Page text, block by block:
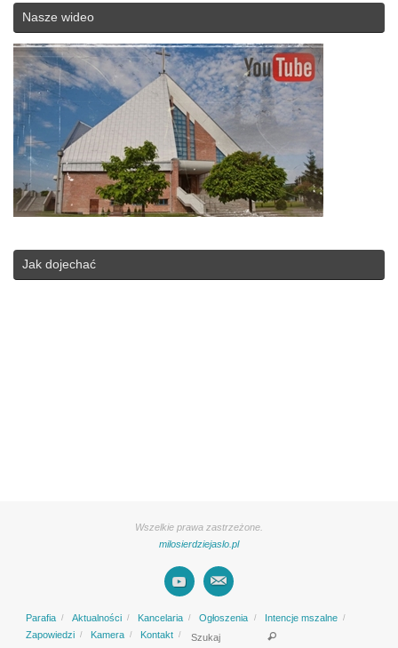
Nasze wideo
Jak dojechać
Wszelkie prawa zastrzeżone.
milosierdziejaslo.pl
Parafia Aktualności Kancelaria Ogłoszenia
Intencje mszalne
Zapowiedzi
Kamera Kontakt Szukaj